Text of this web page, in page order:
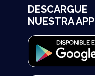
DESCARGUE
NUESTRA APP